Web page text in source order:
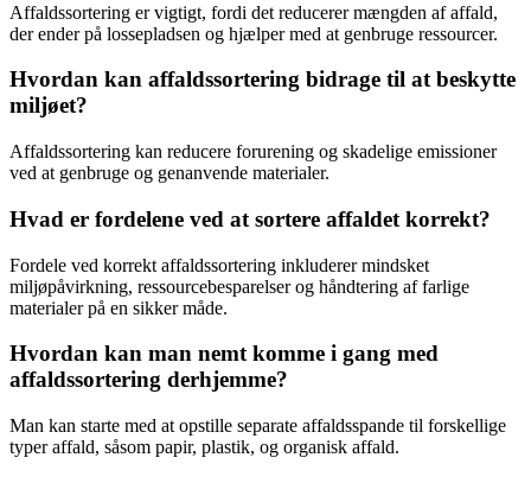
Affaldssortering er vigtigt, fordi det reducerer mængden af affald,
der ender på lossepladsen og hjælper med at genbruge ressourcer.
Hvordan kan affaldssortering bidrage til at beskytte
miljøet?
Affaldssortering kan reducere forurening og skadelige emissioner
ved at genbruge og genanvende materialer.
Hvad er fordelene ved at sortere affaldet korrekt?
Fordele ved korrekt affaldssortering inkluderer mindsket
miljøpåvirkning, ressourcebesparelser og håndtering af farlige
materialer på en sikker måde.
Hvordan kan man nemt komme i gang med
affaldssortering derhjemme?
Man kan starte med at opstille separate affaldsspande til forskellige
typer affald, såsom papir, plastik, og organisk affald.